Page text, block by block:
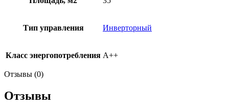
Тип управления Инверторный
Класс энергопотребления А++
Отзывы (0)
Отзывы